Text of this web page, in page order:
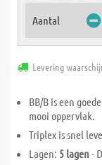
Aantal
Levering
BB/B is een
mooi oppervlak.
Triplex is snel
Lagen: 5 lagen-